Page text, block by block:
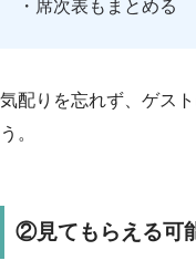
・席次表もまとめる
気配りを忘れず、ゲス
う。
②見てもらえる可